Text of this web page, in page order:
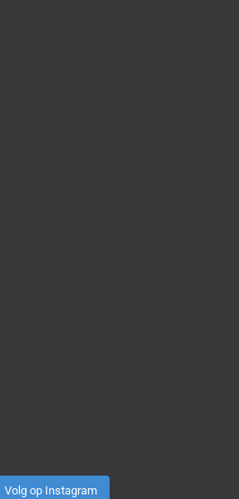
Volg op Instagram